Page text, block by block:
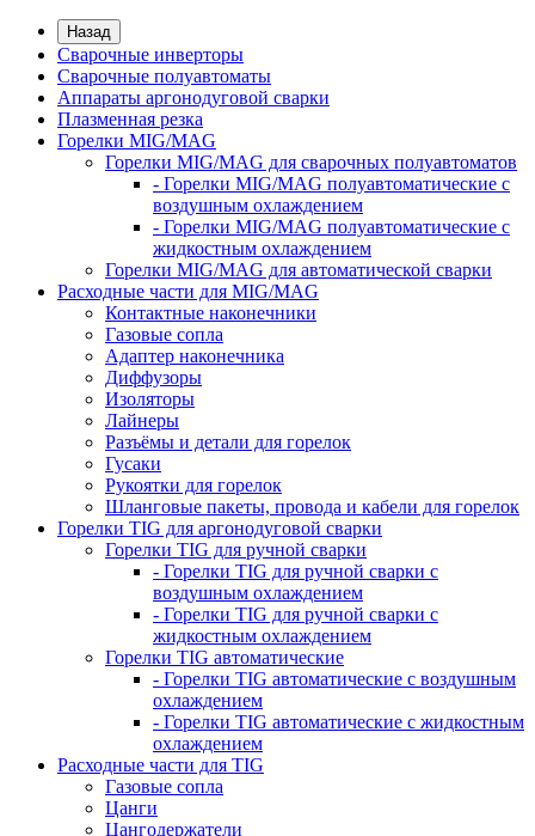
Назад
Сварочные инверторы
Сварочные полуавтоматы
Аппараты аргонодуговой сварки
Плазменная резка
Горелки MIG/MAG
Горелки MIG/MAG для сварочных полуавтоматов
- Горелки MIG/MAG полуавтоматические с
воздушным охлаждением
- Горелки MIG/MAG полуавтоматические с
жидкостным охлаждением
Горелки MIG/MAG для автоматической сварки
Расходные части для MIG/MAG
Контактные наконечники
Газовые сопла
Адаптер наконечника
Диффузоры
Изоляторы
Лайнеры
Разъёмы и детали для горелок
Гусаки
Рукоятки для горелок
Шланговые пакеты, провода и кабели для горелок
Горелки TIG для аргонодуговой сварки
Горелки TIG для ручной сварки
- Горелки TIG для ручной сварки с
воздушным охлаждением
- Горелки TIG для ручной сварки с
жидкостным охлаждением
Горелки TIG автоматические
- Горелки TIG автоматические с воздушным
охлаждением
- Горелки TIG автоматические с жидкостным
охлаждением
Расходные части для TIG
Газовые сопла
Цанги
Цангодержатели